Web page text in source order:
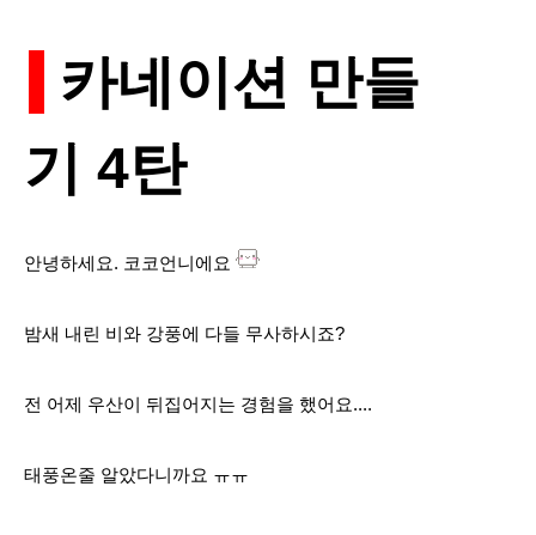
카네이션 만들
기 4탄
안녕하세요. 코코언니에요
밤새 내린 비와 강풍에 다들 무사하시죠?
전 어제 우산이 뒤집어지는 경험을 했어요....
태풍온줄 알았다니까요 ㅠㅠ